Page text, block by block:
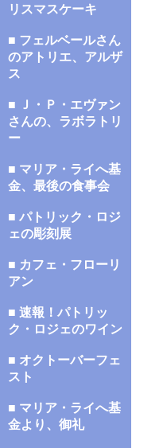
リスマスケーキ
■ フェルベールさん
のアトリエ、アルザ
ス
■ Ｊ・Ｐ・エヴァン
さんの、ラボラトリ
ー
■ マリア・ライへ基
金、最後の食事会
■ パトリック・ロジ
ェの彫刻展
■ カフェ・フローリ
アン
■ 速報！パトリッ
ク・ロジェのワイン
■ オクトーバーフェ
スト
■ マリア・ライへ基
金より、御礼